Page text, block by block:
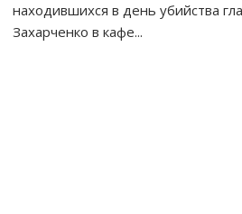
находившихся в день убийства
Захарченко в кафе...